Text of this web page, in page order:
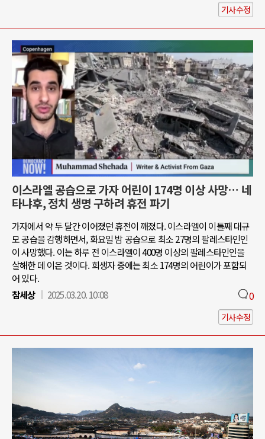
기사수정
이스라엘 공습으로 가자 어린이 174명 이상 사망… 네
타냐후, 정치 생명 구하려 휴전 파기
가자에서 약 두 달간 이어졌던 휴전이 깨졌다. 이스라엘이 이틀째 대규
모 공습을 감행하면서, 화요일 밤 공습으로 최소 27명의 팔레스타인인
이 사망했다. 이는 하루 전 이스라엘이 400명 이상의 팔레스타인인을
살해한 데 이은 것이다. 희생자 중에는 최소 174명의 어린이가 포함되
어 있다.
참세상
2025.03.20. 10:08 0
기사수정